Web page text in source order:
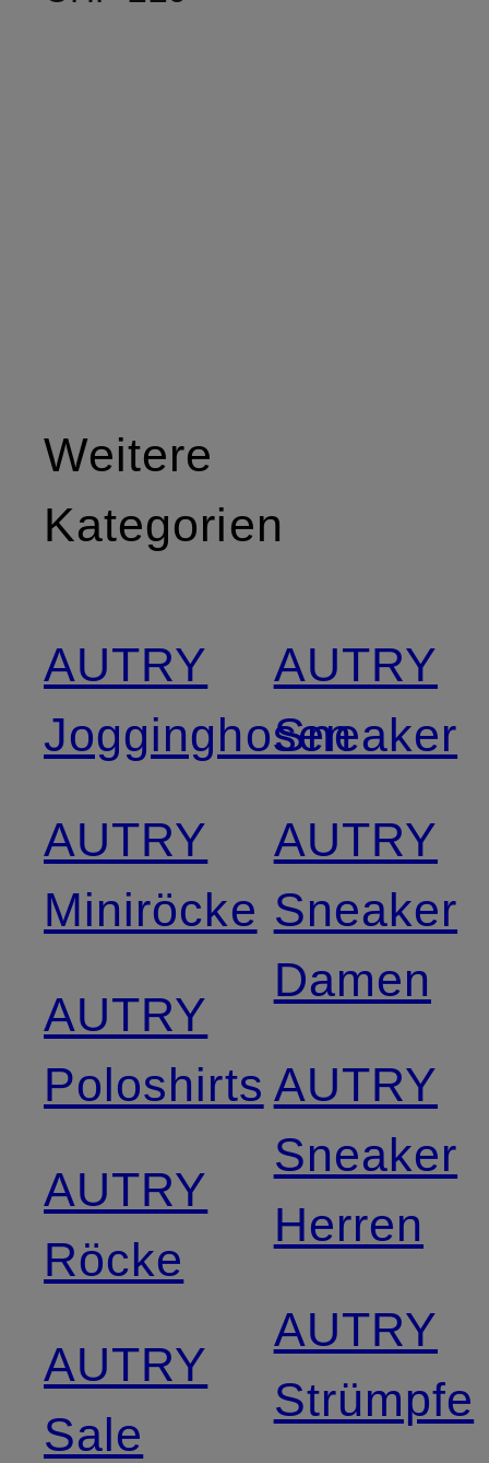
Weitere
Kategorien
AUTRY
Jogginghosen
AUTRY
Miniröcke
AUTRY
Poloshirts
AUTRY
Röcke
AUTRY
Sale
AUTRY
Sneaker
AUTRY
Sneaker
Damen
AUTRY
Sneaker
Herren
AUTRY
Strümpfe